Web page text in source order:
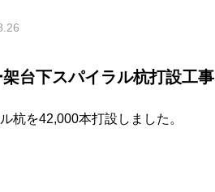
台下スパイラル杭打設工事
杭を42,000本打設しました。